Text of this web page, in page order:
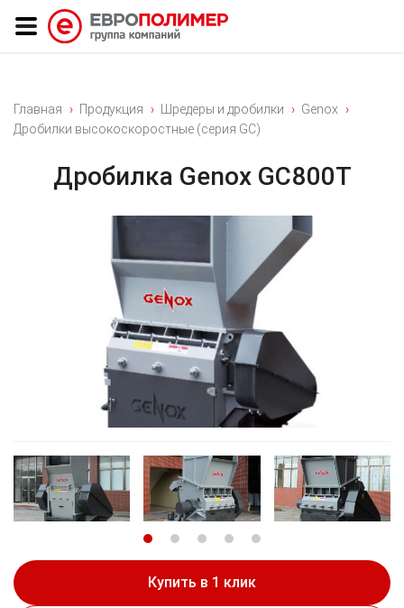
Главная Продукция Шредеры и дробилки
Genox
Дробилки высокоскоростные (серия GC)
Дробилка Genox GC800Т
Купить в 1 клик